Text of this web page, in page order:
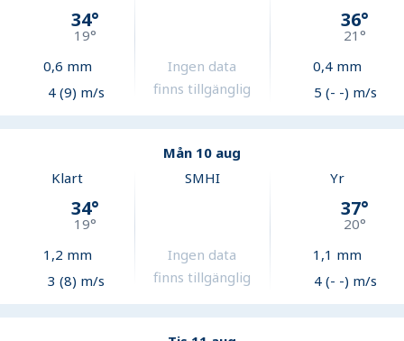
34°
19°
0,6 mm
4 (9) m/s
Ingen data
finns tillgänglig
36°
21°
0,4mm
5 (- -) m/s
Mån 10 aug
Klart
34°
19°
1,2 mm
3 (8) m/s
SMHI
Ingen data
finns tillgänglig
Yr
37°
20°
1,1 mm
4 (- -) m/s